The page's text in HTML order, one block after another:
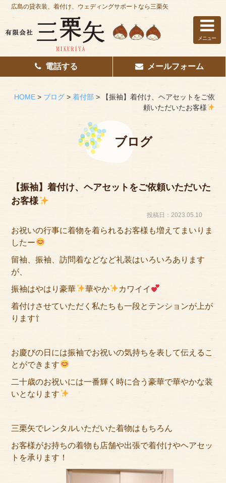
ホーム
はじめての方へ
着付け/教室
アクセス
サイズのはかり方
よくある質問
ブログ
ご利用の流れ
今月のオススメ衣装
成人式特設ページ
お問い合わせ
プライバシーポリシー
サイトマップ
広島の貸衣装、着付け、ウェディングサポートなら三栗矢
メニュー
電話する メールフォーム
HOME> ブログ> 着付部 >
【振袖】着付け、ヘアセットをご依
頼いただいたお客様
ブログ
【振袖】着付け、ヘアセットをご依頼いただいた
お客様
投稿日：2023.05.10
お祝いの行事に着物を着られるお客様も増えてまいりま
したー
留袖、振袖、訪問着などなど礼装はいろいろあります
が、
振袖はやはり豪華
華やか
カワイイ
着付けさせていただく私たちも一段とテンションが上が
ります⇧
お慶びの日には振袖でお祝いの気持ちを表して伝えるこ
とができます
二十歳のお祝いには一番輝く時に合う豪華で華やかな装
いとなります
三栗矢でレンタルいただいた着物はもちろん
お客様がお持ちの着物も店舗や出張で着付けやヘアセッ
トを承ります！